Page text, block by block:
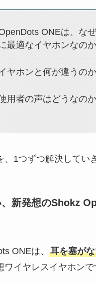
ONEは、な
最適なイヤホンなのか
ヤホンと何が違うのか
用者の声はどうなのか
、1つずつ解決してい
新発想のShokz
ONEは、 耳を塞が
イヤレスイヤホンで